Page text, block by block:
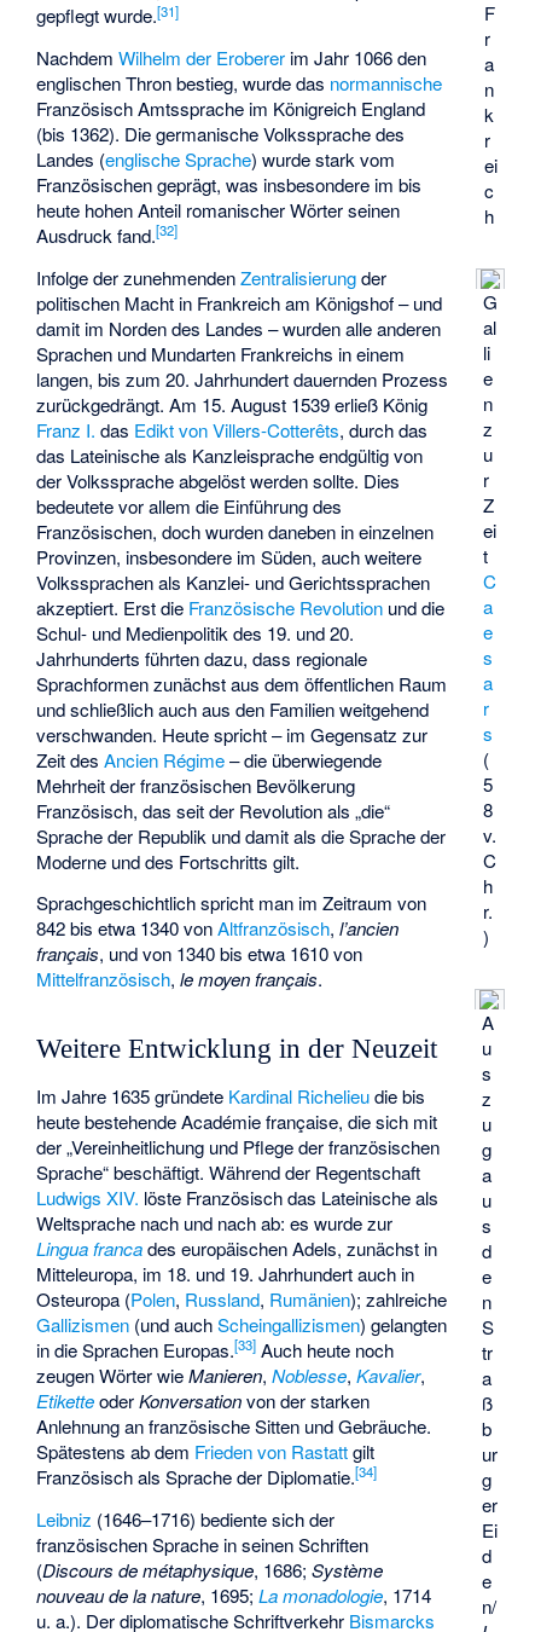
F
r
a
n
k
r
ei
c
h
G
al
li
e
n
z
u
r
Z
ei
t
C
a
e
s
a
r
s
(
5
8
v.
C
h
r.
)
A
u
s
z
u
g
a
u
s
d
e
n
S
tr
a
ß
b
ur
g
er
Ei
d
e
n/
gepflegt wurde.[31]
NachdemWilhelm der Eroberer im Jahr 1066 den
englischen Thron bestieg, wurde das normannische
Französisch Amtssprache im Königreich England
(bis 1362). Die germanische Volkssprache des
Landes (englische Sprache) wurde stark vom
Französischen geprägt, was insbesondere im bis
heute hohen Anteil romanischer Wörter seinen
Ausdruck fand.[32]
Infolge der zunehmendenZentralisierungder
politischen Macht in Frankreich am Königshof – und
damit im Norden des Landes – wurden alle anderen
Sprachen und Mundarten Frankreichs in einem
langen, bis zum 20. Jahrhundert dauernden Prozess
zurückgedrängt. Am 15. August 1539 erließ König
Franz I. das Edikt von Villers-Cotterêts, durch das
das Lateinische als Kanzleisprache endgültig von
der Volkssprache abgelöst werden sollte. Dies
bedeutete vor allem die Einführung des
Französischen, doch wurden daneben in einzelnen
Provinzen, insbesondere im Süden, auch weitere
Volkssprachen als Kanzlei- und Gerichtssprachen
akzeptiert. Erst die Französische Revolution und die
Schul- und Medienpolitik des 19. und 20.
Jahrhunderts führten dazu, dass regionale
Sprachformen zunächst aus dem öffentlichen Raum
und schließlich auch aus den Familien weitgehend
verschwanden. Heute spricht – im Gegensatz zur
Zeit desAncien Régime– die überwiegende
Mehrheit der französischen Bevölkerung
Französisch, das seit der Revolution als „die“
Sprache der Republik und damit als die Sprache der
Moderne und des Fortschritts gilt.
Sprachgeschichtlich spricht man im Zeitraum von
842 bis etwa 1340 vonAltfranzösisch,l’ancien
français, und von 1340 bis etwa 1610 von
Mittelfranzösisch,le moyen français.
Weitere Entwicklung in der Neuzeit
Im Jahre 1635 gründete Kardinal Richelieudie bis
heute bestehende Académie française, die sich mit
der „Vereinheitlichung und Pflege der französischen
Sprache“ beschäftigt. Während der Regentschaft
Ludwigs XIV. löste Französisch das Lateinische als
Weltsprache nach und nach ab: es wurde zur
Lingua francades europäischen Adels, zunächst in
Mitteleuropa, im 18. und 19. Jahrhundert auch in
Osteuropa (Polen, Russland, Rumänien); zahlreiche
Gallizismen (und auchScheingallizismen) gelangten
in die Sprachen Europas.[33] Auch heute noch
zeugen Wörter wieManieren,Noblesse,Kavalier,
EtiketteoderKonversationvon der starken
Anlehnung an französische Sitten und Gebräuche.
Spätestens ab dem Frieden von Rastattgilt
Französisch als Sprache der Diplomatie.[34]
Leibniz (1646–1716) bediente sich der
französischen Sprache in seinen Schriften
(Discours de métaphysique, 1686;Système
nouveau de la nature, 1695;La monadologie, 1714
u. a.). Der diplomatische Schriftverkehr Bismarcks